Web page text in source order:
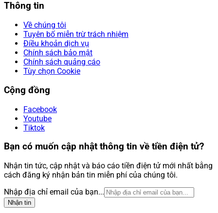
Thông tin
Về chúng tôi
Tuyên bố miễn trừ trách nhiệm
Điều khoản dịch vụ
Chính sách bảo mật
Chính sách quảng cáo
Tùy chọn Cookie
Cộng đồng
Facebook
Youtube
Tiktok
Bạn có muốn cập nhật thông tin về tiền điện tử?
Nhận tin tức, cập nhật và báo cáo tiền điện tử mới nhất bằng
cách đăng ký nhận bản tin miễn phí của chúng tôi.
Nhập địa chỉ email của bạn...
Nhận tin